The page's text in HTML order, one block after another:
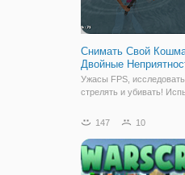
Снимать Свой
Двойные
Ужасы FPS,
стрелять и убивать!
кошмары! Исследуйте
Грузы из пушки! Два
бонусный уровень!
2020 Ваш Кошмар
147 10